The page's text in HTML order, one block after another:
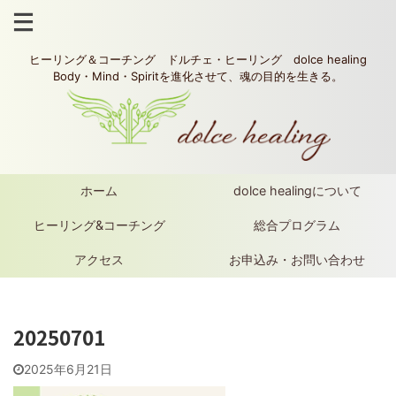
ヒーリング＆コーチング ドルチェ・ヒーリング dolce healing
Body・Mind・Spiritを進化させて、魂の目的を生きる。
ホーム dolce healingについて
ヒーリング&コーチング 総合プログラム
アクセス お申込み・お問い合わせ
20250701
2025年6月21日